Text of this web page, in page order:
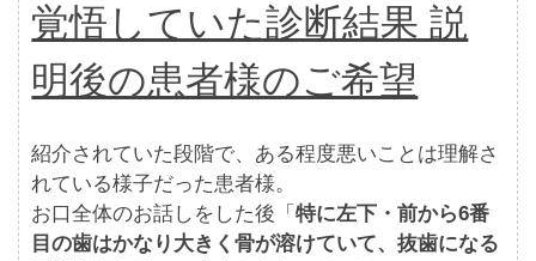
覚悟していた診断結果 説
明後の患者様のご希望
紹介されていた段階で、ある程度悪いことは理解さ
れている様子だった患者様。
お口全体のお話しをした後「特に左下・前から6番
目の歯はかなり大きく骨が溶けていて、抜歯になる